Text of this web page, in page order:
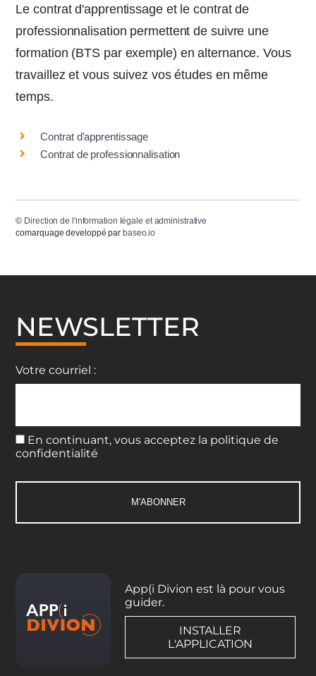
Le contrat d'apprentissage et le contrat de
professionnalisation permettent de suivre une
formation (BTS par exemple) en alternance. Vous
travaillez et vous suivez vos études en même
temps.
Contrat d'apprentissage
Contrat de professionnalisation
© Direction de l'information légale et administrative
comarquage developpé par baseo.io
NEWSLETTER
Votre courriel :
En continuant, vous acceptez la politique de
confidentialité
App(i Divion est là pour vous
guider.
INSTALLER
L'APPLICATION